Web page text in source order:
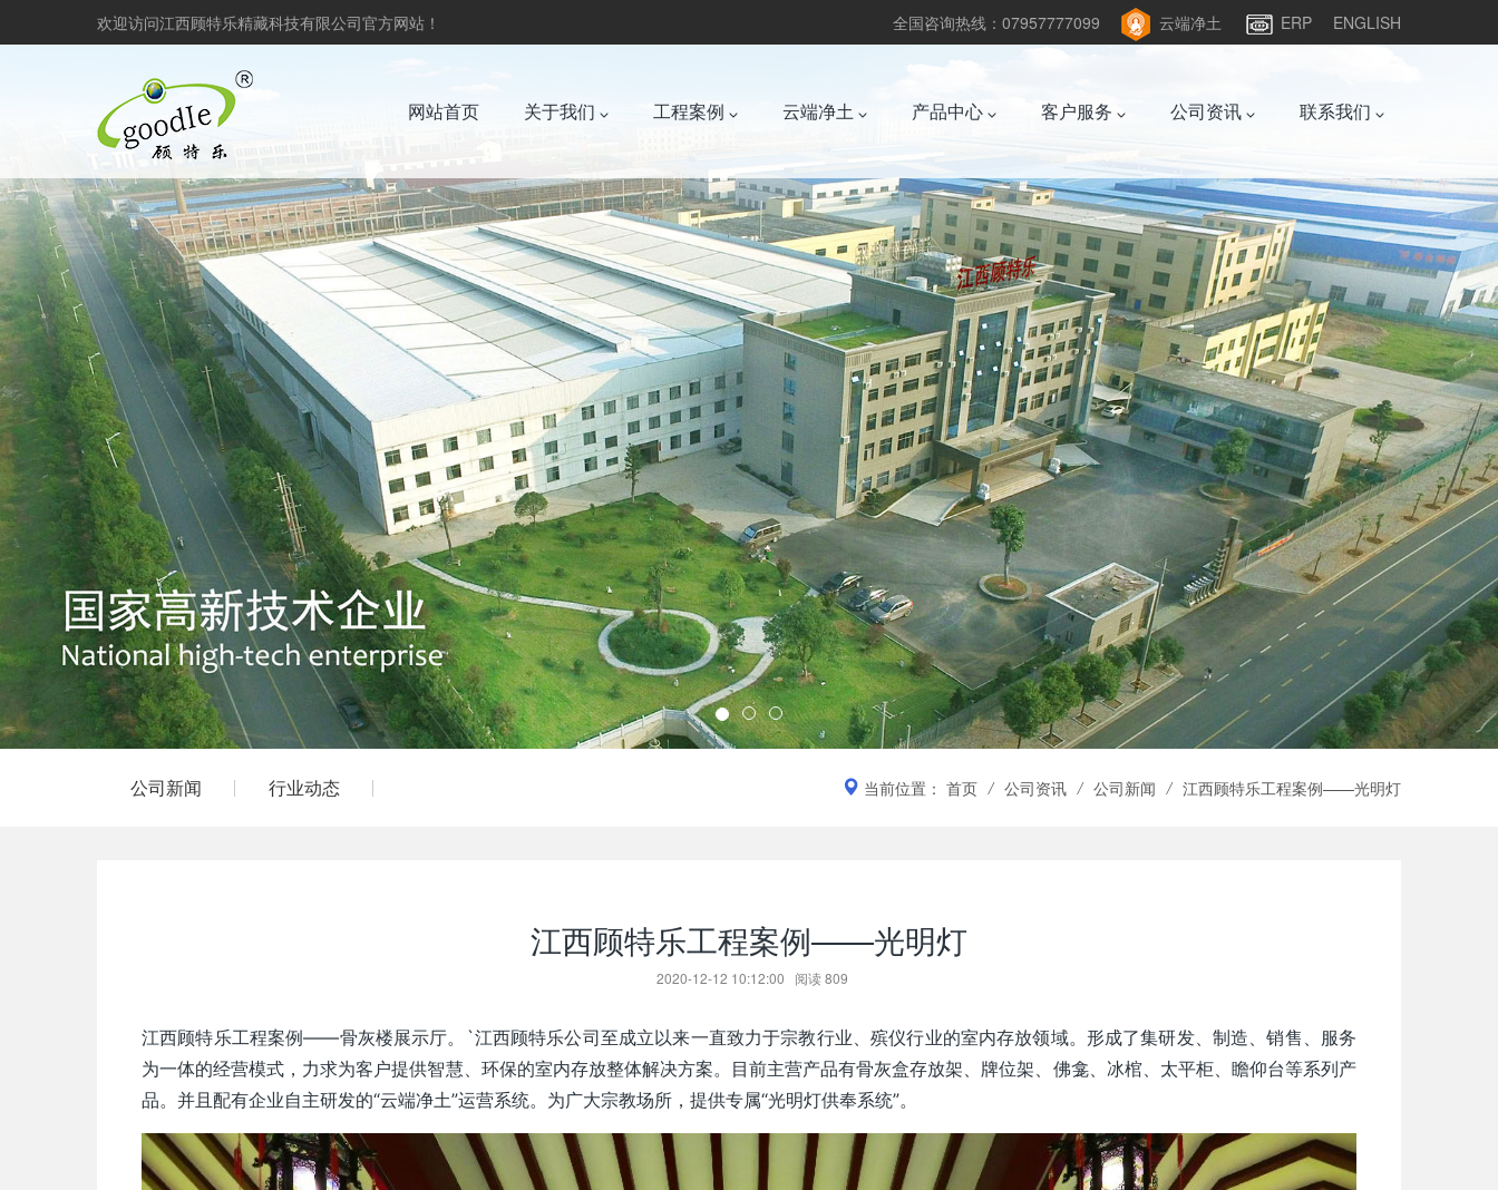
欢迎访问江西顾特乐精藏科技有限公司官方网站！ 全国咨询热线：07957777099 云端净土 ERP ENGLISH
网站首页 关于我们 工程案例 云端净土 产品中心 客户服务 公司资讯 联系我们
公司新闻 行业动态 当前位置： 首页 / 公司资讯 / 公司新闻 / 江西顾特乐工程案例——光明灯
江西顾特乐工程案例——光明灯
2020-12-12 10:12:00 阅读809
江西顾特乐工程案例——骨灰楼展示厅。`江西顾特乐公司至成立以来一直致力于宗教行业、殡仪行业的室内存放领域。形成了集研发、制造、销售、服务
为一体的经营模式，力求为客户提供智慧、环保的室内存放整体解决方案。目前主营产品有骨灰盒存放架、牌位架、佛龛、冰棺、太平柜、瞻仰台等系列产
品。并且配有企业自主研发的“云端净土”运营系统。为广大宗教场所，提供专属“光明灯供奉系统”。